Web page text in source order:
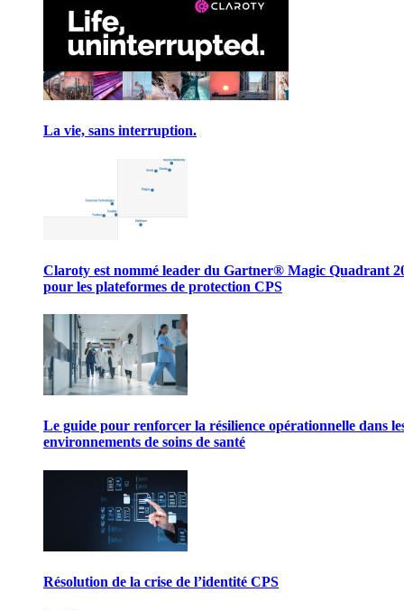
La vie, sans interruption.
Claroty est nommé leader du Gartner® Magic Quadrant
pour les plateformes de protection CPS
Le guide pour renforcer la résilience opérationnelle dans
environnements de soins de santé
Résolution de la crise de l’identité CPS